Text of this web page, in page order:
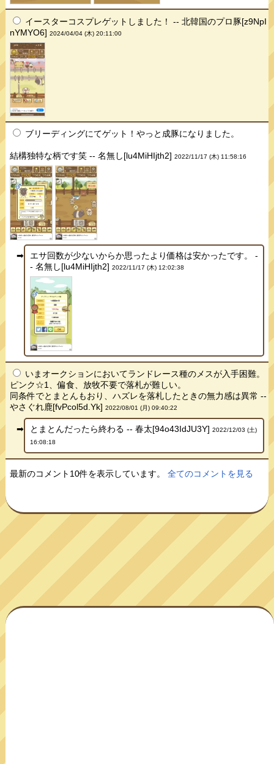
イースターコスプレゲットしました！ -- 北韓国のプロ豚[z9NpI
nYMYO6]2024/04/04 (木) 20:11:00
ブリーディングにてゲット！やっと成豚になりました。
結構独特な柄です笑 -- 名無し[lu4MiHIjth2]2022/11/17 (木) 11:58:16
エサ回数が少ないからか思ったより価格は安かったです。 -
- 名無し[lu4MiHIjth2] 2022/11/17 (木) 12:02:38
いまオークションにおいてランドレース種のメスが入手困難。
ピンク☆1、偏食、放牧不要で落札が難しい。
同条件でとまとんもおり、ハズレを落札したときの無力感は異常 --
やさぐれ鹿[fvPcol5d.Yk]2022/08/01 (月) 09:40:22
とまとんだったら終わる -- 春太[94o43IdJU3Y] 2022/12/03 (土)
16:08:18
最新のコメント10件を表示しています。全てのコメントを見る